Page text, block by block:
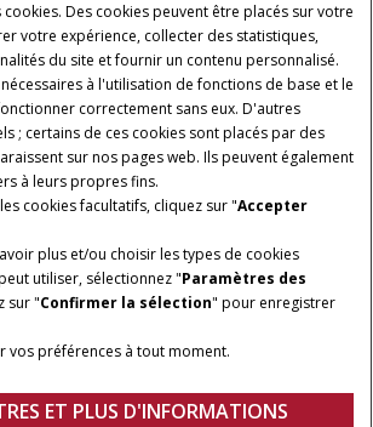
HAUTEUR DE COUPE
0,7 - 3,5 po
MAX. VITESSE DE
2 600 tr/mn
cookies. Des cookies peuvent être placés sur votre
votre expérience, collecter des statistiques,
du site et fournir un contenu personnalisé.
à l'utilisation de fonctions de base et le
correctement sans eux. D'autres
; certains de ces cookies sont placés par des
sur nos pages web. Ils peuvent également
à leurs propres fins.
cookies facultatifs, cliquez sur "Accepter
plus et/ou choisir les types de cookies
utiliser, sélectionnez "Paramètres des
sur "Confirmer la sélection" pour enregistrer
vos préférences à tout moment.
ET PLUS D'INFORMATIONS